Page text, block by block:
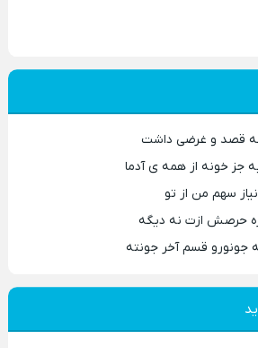
قصد و غرضی داشت
جز خونه از همه ی آدما
سهم من از تو
حرصش ازت نه دیگه
جونورو قسم آخر جونته